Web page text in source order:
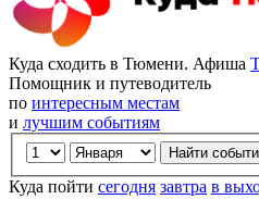
Куда сходить в Тюмени. Афиша
Помощник и путеводитель
по интересным местам
и лучшим событиям
Куда пойти сегодня завтра в